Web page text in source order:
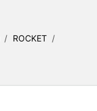
/ ROCKET /